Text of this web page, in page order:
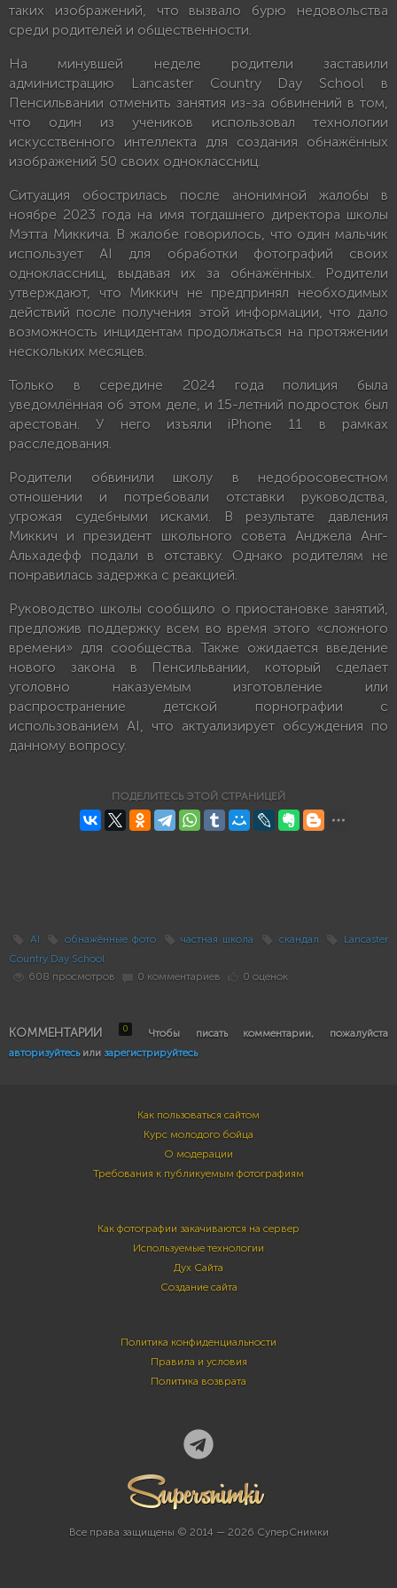
таких изображений, что вызвало бурю недовольства
среди родителей и общественности.
На минувшей неделе родители заставили
администрацию Lancaster Country Day School в
Пенсильвании отменить занятия из-за обвинений в том,
что один из учеников использовал технологии
искусственного интеллекта для создания обнажённых
изображений 50 своих одноклассниц.
Ситуация обострилась после анонимной жалобы в
ноябре 2023 года на имя тогдашнего директора школы
Мэтта Миккича. В жалобе говорилось, что один мальчик
использует AI для обработки фотографий своих
одноклассниц, выдавая их за обнажённых. Родители
утверждают, что Миккич не предпринял необходимых
действий после получения этой информации, что дало
возможность инцидентам продолжаться на протяжении
нескольких месяцев.
Только в середине 2024 года полиция была
уведомлённая об этом деле, и 15-летний подросток был
арестован. У него изъяли iPhone 11 в рамках
расследования.
Родители обвинили школу в недобросовестном
отношении и потребовали отставки руководства,
угрожая судебными исками. В результате давления
Миккич и президент школьного совета Анджела Анг-
Альхадефф подали в отставку. Однако родителям не
понравилась задержка с реакцией.
Руководство школы сообщило о приостановке занятий,
предложив поддержку всем во время этого «сложного
времени» для сообщества. Также ожидается введение
нового закона в Пенсильвании, который сделает
уголовно наказуемым изготовление или
распространение детской порнографии с
использованием AI, что актуализирует обсуждения по
данному вопросу.
ПОДЕЛИТЕСЬ ЭТОЙ СТРАНИЦЕЙ
AI обнажённые фото частная школа скандал
Lancaster
Country Day School
608 просмотров
0 комментариев 0 оценок
КОММЕНТАРИИ 0
Чтобы писать комментарии, пожалуйста
авторизуйтесьили зарегистрируйтесь
Как пользоваться сайтом
Курс молодого бойца
О модерации
Требования к публикуемым фотографиям
Как фотографии закачиваются на сервер
Используемые технологии
Дух Сайта
Создание сайта
Политика конфиденциальности
Правила и условия
Политика возврата
Все права защищены © 2014 — 2026 СуперСнимки